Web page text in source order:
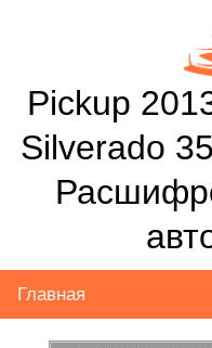
Pickup
Silverado
Главная